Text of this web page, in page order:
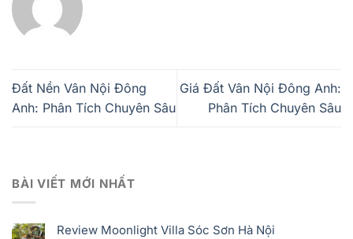
Đất Nền Vân Nội Đông
Anh: Phân Tích Chuyên Sâu
Giá Đất Vân Nội Đông Anh:
Phân Tích Chuyên Sâu
BÀI VIẾT MỚI NHẤT
Review Moonlight Villa Sóc Sơn Hà Nội